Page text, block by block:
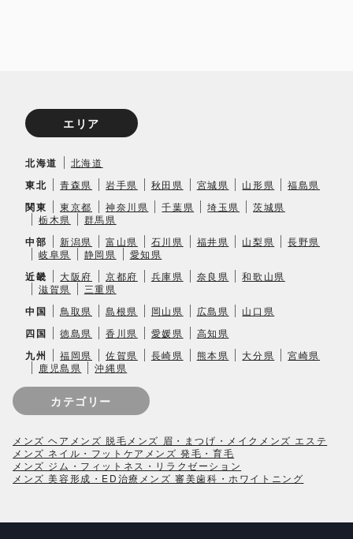
エリア
北海道 北海道
東北 青森県 岩手県 秋田県 宮城県 山形県 福島県
関東 東京都 神奈川県 千葉県 埼玉県
茨城県
栃木県
群馬県
中部 新潟県 富山県 石川県 福井県 山梨県
長野県
岐阜県
静岡県 愛知県
近畿 大阪府 京都府 兵庫県 奈良県
和歌山県
滋賀県
三重県
中国 鳥取県 島根県 岡山県 広島県 山口県
四国 徳島県 香川県 愛媛県 高知県
九州 福岡県 佐賀県 長崎県 熊本県 大分県
宮崎県
鹿児島県
沖縄県
カテゴリー
メンズ ヘア メンズ 脱毛 メンズ 眉・まつげ・メイク メンズ エステ
メンズ ネイル・フットケア メンズ 発毛・育毛
メンズ ジム・フィットネス・リラクゼーション
メンズ 美容形成・ED治療 メンズ 審美歯科・ホワイトニング